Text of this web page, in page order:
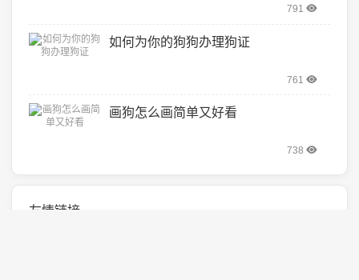
791
如何为你的狗狗办理狗证
761
画狗怎么画简单又好看
738
友情链接